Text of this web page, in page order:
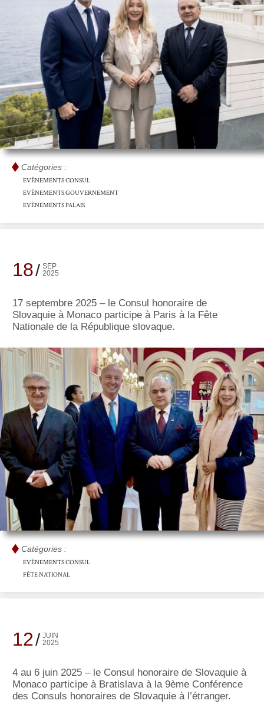
Catégories :
EVÈNEMENTS CONSUL
EVÈNEMENTS GOUVERNEMENT
EVÈNEMENTS PALAIS
18
SEP
2025
17 septembre 2025 – le Consul honoraire de
Slovaquie à Monaco participe à Paris à la Fête
Nationale de la République slovaque.
Catégories :
EVÈNEMENTS CONSUL
FÊTE NATIONAL
12
JUIN
2025
4 au 6 juin 2025 – le Consul honoraire de Slovaquie à
Monaco participe à Bratislava à la 9ème Conférence
des Consuls honoraires de Slovaquie à l’étranger.